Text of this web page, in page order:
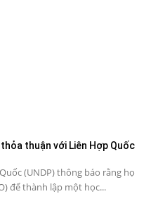
thuận với Liên Hợp Quốc
(UNDP) thông báo rằng họ
để thành lập một học...